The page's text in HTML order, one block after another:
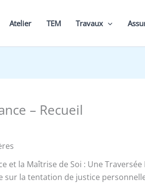
Atelier TEM Travaux
– Recueil
et la Maîtrise de Soi : Une
sur la tentation de justice